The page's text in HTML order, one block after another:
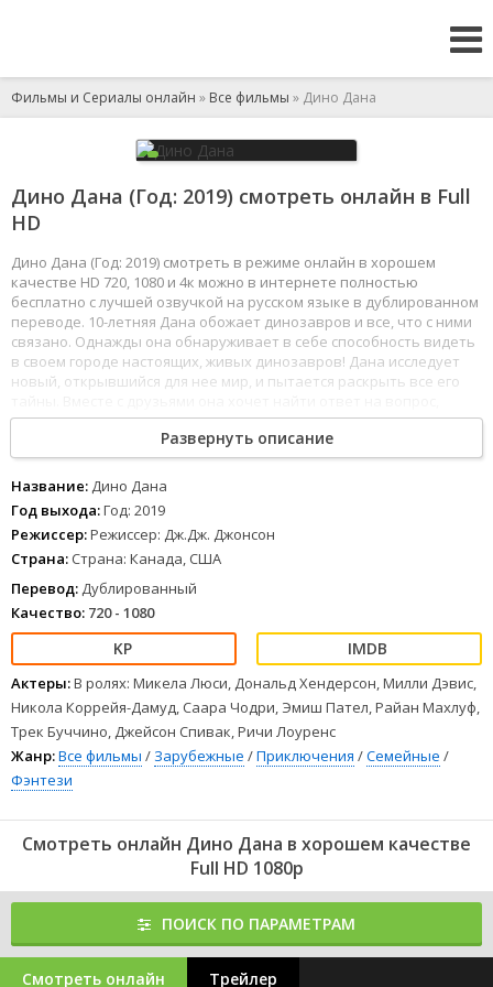
Фильмы и Сериалы онлайн » Все фильмы » Дино Дана
Дино Дана (Год: 2019) смотреть онлайн в Full
HD
Дино Дана (Год: 2019) смотреть в режиме онлайн в хорошем
качестве HD 720, 1080 и 4к можно в интернете полностью
бесплатно с лучшей озвучкой на русском языке в дублированном
переводе. 10-летняя Дана обожает динозавров и все, что с ними
связано. Однажды она обнаруживает в себе способность видеть
в своем городе настоящих, живых динозавров! Дана исследует
новый, открывшийся для нее мир, и пытается раскрыть все его
почему, ученые находят так много останков взрослых
динозавров, но совсем нет следов их детенышей… Девочка
готова отправиться в незабываемое путешествие в парк
Юрского периода, устроенный прямо на заднем дворе ее дома.
Ей предстоит грандиознейшее приключение, полное опасностей
и необыкновенных открытий.
1234 5 67 8
Развернуть описание
Название: Дино Дана
Год выхода:Год: 2019
Режиссер:Режиссер: Дж.Дж. Джонсон
Страна: Страна: Канада, США
Перевод: Дублированный
Качество: 720 - 1080
Актеры:В ролях: Микела Люси, Дональд Хендерсон, Милли Дэвис,
Никола Коррейя-Дамуд, Саара Чодри, Эмиш Пател, Райан Махлуф,
Трек Буччино, Джейсон Спивак, Ричи Лоуренс
Жанр:Все фильмы / Зарубежные /Приключения /Семейные /
Фэнтези
Смотреть онлайн Дино Дана в хорошем качестве
Full HD 1080p
ПОИСК ПО ПАРАМЕТРАМ
Смотреть онлайн Трейлер